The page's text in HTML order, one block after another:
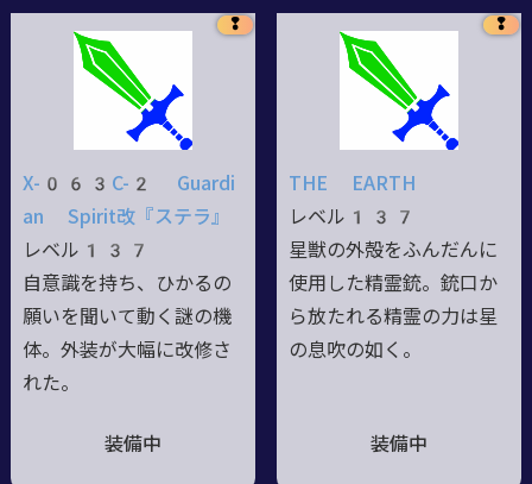
❢
X-063C-2 Guardi
an Spirit改『ステラ』
レベル137
自意識を持ち、ひかるの
願いを聞いて動く謎の機
体。外装が大幅に改修さ
れた。
装備中
❢
THE EARTH
レベル137
星獣の外殻をふんだんに
使用した精霊銃。銃口か
ら放たれる精霊の力は星
の息吹の如く。
装備中